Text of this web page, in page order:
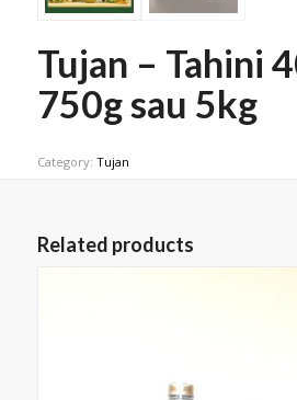
Tujan – Tahini
750g sau 5kg
Category: Tujan
Related products